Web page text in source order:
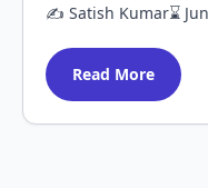
✍️ Satish Kumar⌛
Read More